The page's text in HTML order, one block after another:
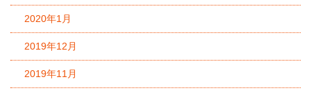
2020年1月
2019年12月
2019年11月